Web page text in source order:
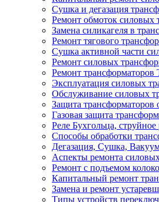
Сушка и дегазация
Ремонт обмоток силовых
Замена силикагеля в
Ремонт тягового
Сушка активной части
Ремонт силовых
Ремонт
Эксплуатация силовых
Обслуживание силовых
Защита трансформаторов
Газовая защита
Реле Бухгольца,
Способы обработки
Дегазация, Сушка,
Аспекты ремонта
Ремонт с подъемом
Капитальный ремонт
Замена и ремонт
Типы устройств